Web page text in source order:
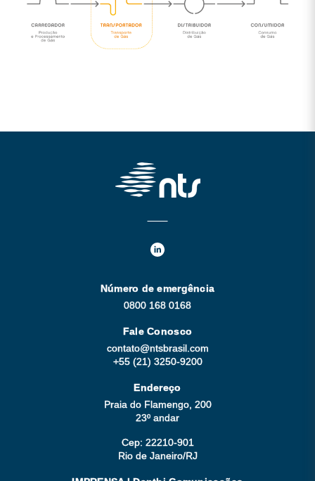
Número de emergência
0800 168 0168
Fale Conosco
contato@ntsbrasil.com
+55 (21) 3250-9200
Endereço
Praia do Flamengo, 200
23º andar
Cep: 22210-901
Rio de Janeiro/RJ